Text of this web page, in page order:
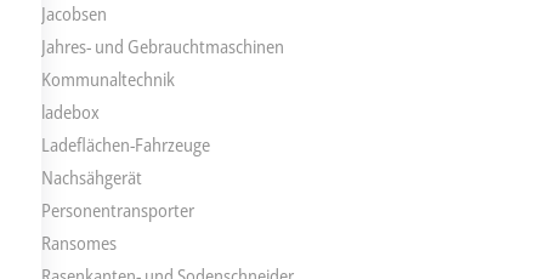
Jacobsen
Jahres- und Gebrauchtmaschinen
Kommunaltechnik
ladebox
Ladeflächen-Fahrzeuge
Nachsähgerät
Personentransporter
Ransomes